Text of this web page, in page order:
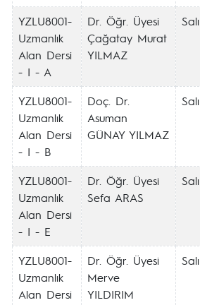
YZLU8001-
Uzmanlık
Alan Dersi
- I - A
Dr. Öğr. Üyesi
Çağatay Murat
YILMAZ
Salı
YZLU8001-
Uzmanlık
Alan Dersi
- I - B
Doç. Dr.
Asuman
GÜNAY YILMAZ
Salı
YZLU8001-
Uzmanlık
Alan Dersi
- I - E
Dr. Öğr. Üyesi
Sefa ARAS
Salı
YZLU8001-
Uzmanlık
Alan Dersi
Dr. Öğr. Üyesi
Merve
YILDIRIM
Salı